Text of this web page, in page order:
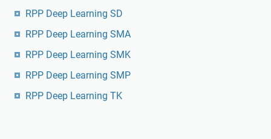
RPP Deep Learning SD
RPP Deep Learning SMA
RPP Deep Learning SMK
RPP Deep Learning SMP
RPP Deep Learning TK